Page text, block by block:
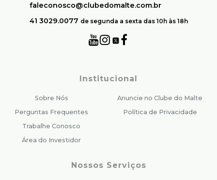
faleconosco@clubedomalte.com.br
41 3029.0077 de segunda a sexta das 10h às 18h
Institucional
Sobre Nós
Perguntas Frequentes
Trabalhe Conosco
Área do Investidor
Anuncie no Clube do Malte
Política de Privacidade
Nossos Serviços